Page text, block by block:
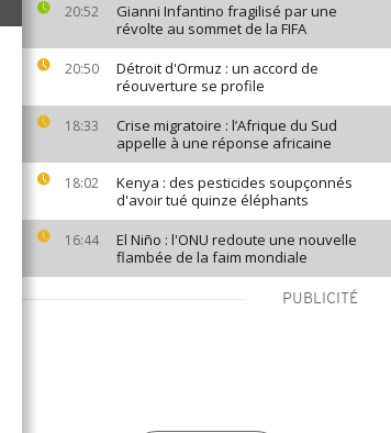
20:52
Gianni Infantino fragilisé par une
révolte au sommet de la FIFA
20:50
Détroit d'Ormuz : un accord de
réouverture se profile
18:33
Crise migratoire : l’Afrique du Sud
appelle à une réponse africaine
18:02
Kenya : des pesticides soupçonnés
d'avoir tué quinze éléphants
16:44
El Niño : l'ONU redoute une nouvelle
flambée de la faim mondiale
PUBLICITÉ